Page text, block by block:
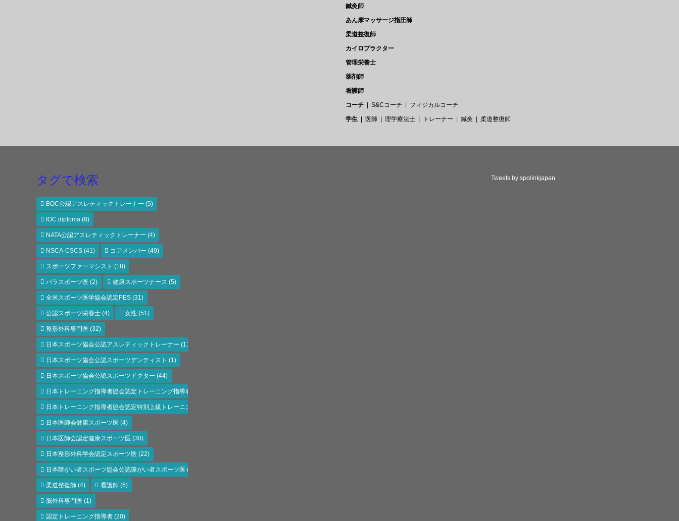
鍼灸師
あん摩マッサージ指圧師
柔道整復師
カイロプラクター
管理栄養士
薬剤師
看護師
コーチ
S&Cコーチ
フィジカルコーチ
学生
医師 理学療法士 トレーナー 鍼灸 柔道整復師
タグで検索
BOC公認アスレティックトレーナー (5)
IOC diploma (8)
NATA公認アスレティックトレーナー (4)
NSCA-CSCS (41) コアメンバー (49)
スポーツファーマシスト (18)
パラスポーツ医 (2) 健康スポーツナース (5)
全米スポーツ医学協会認定PES (31)
公認スポーツ栄養士 (4) 女性 (51)
整形外科専門医 (32)
日本スポーツ協会公認アスレティックトレーナー (118)
日本スポーツ協会公認スポーツデンティスト (1)
日本スポーツ協会公認スポーツドクター (44)
日本トレーニング指導者協会認定トレーニング指導者
日本トレーニング指導者協会認定特別上級トレーニング指導者
日本医師会健康スポーツ医 (4)
日本医師会認定健康スポーツ医 (30)
日本整形外科学会認定スポーツ医 (22)
日本障がい者スポーツ協会公認障がい者スポーツ医 (11)
柔道整復師 (4) 看護師 (6)
脳外科専門医 (1)
認定トレーニング指導者 (20)
Tweets by spolinkjapan